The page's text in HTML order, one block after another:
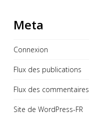
Meta
Connexion
Flux des publications
Flux des commentaires
Site de WordPress-FR